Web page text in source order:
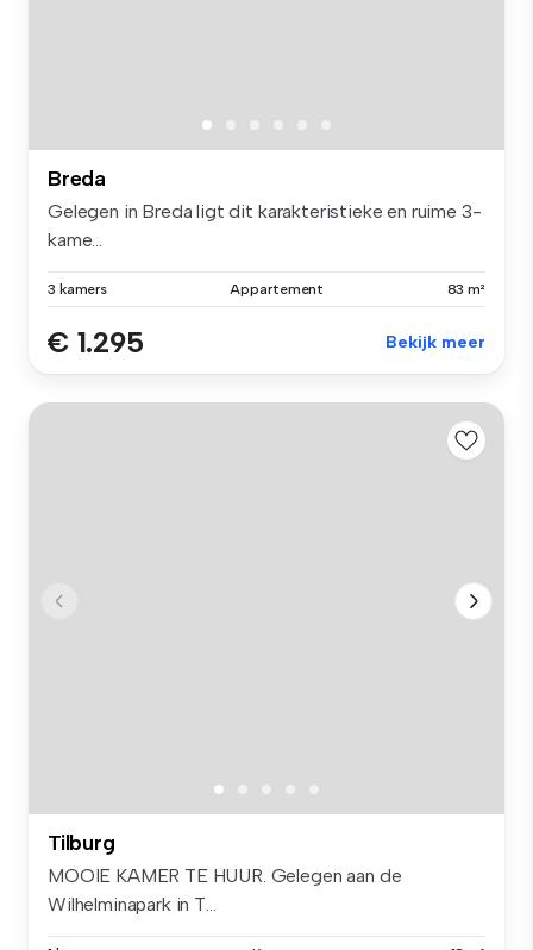
Breda
Gelegen in Breda ligt dit karakteristieke en ruime 3-
kame...
3 kamers Appartement 83 m²
€ 1.295 Bekijk meer
Tilburg
MOOIE KAMER TE HUUR. Gelegen aan de
Wilhelminapark in T...